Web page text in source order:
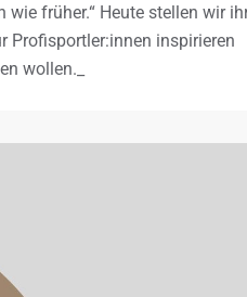
wie früher.“ Heute stellen wir
Profisportler:innen inspirieren
wollen._